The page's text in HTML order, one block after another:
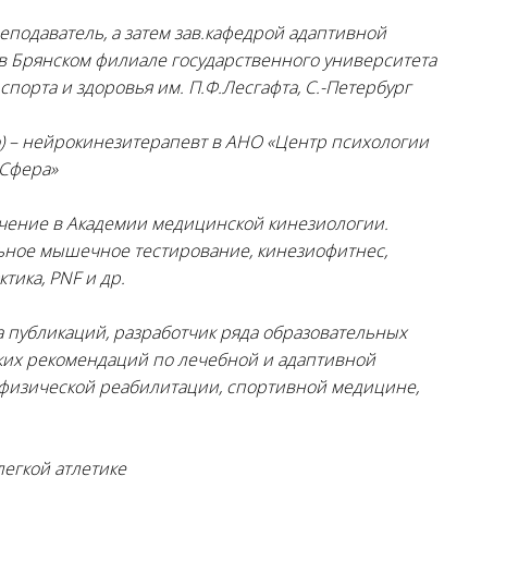
а затем зав.кафедрой адаптивной
Брянском филиале государственного университета
и здоровья им. П.Ф.Лесгафта, С.-Петербург
– нейрокинезитерапевт в АНО «Центр психологии
в Академии медицинской кинезиологии.
мышечное тестирование, кинезиофитнес,
PNF и др.
разработчик ряда образовательных
рекомендаций по лечебной и адаптивной
реабилитации, спортивной медицине,
атлетике